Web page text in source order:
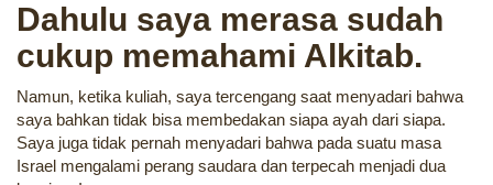
Dahulu saya merasa sudah
cukup memahami Alkitab.
Namun, ketika kuliah, saya tercengang saat menyadari bahwa
saya bahkan tidak bisa membedakan siapa ayah dari siapa.
Saya juga tidak pernah menyadari bahwa pada suatu masa
Israel mengalami perang saudara dan terpecah menjadi dua